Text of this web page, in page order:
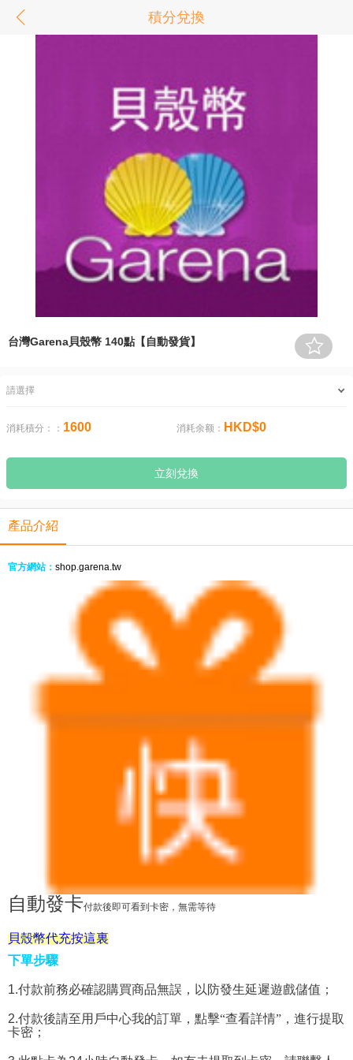
積分兌換
台灣Garena貝殼幣 140點【自動發貨】
請選擇
消耗積分：： 1600 消耗余额： HKD$0
立刻兌換
產品介紹
官方網站： shop.garena.tw
自動發卡付款後即可看到卡密，無需等待
貝殼幣代充按這裏
下單步驟
1.付款前務必確認購買商品無誤，以防發生延遲遊戲儲值；
2.付款後請至用戶中心我的訂單，點擊“查看詳情”，進行提取
卡密；